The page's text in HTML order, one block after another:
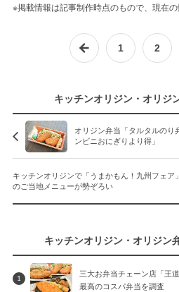
※掲載情報は記事制作時点のもので、現在の
1 2
キッチンオリジン・オリジ
オリジン弁当「タルタルのり
ンビニおにぎりより得」
キッチンオリジンで「うまかもん！九州フェア
のご当地メニューが勢ぞろい
キッチンオリジン・オリジン
1
三大お弁当チェーン店「王
最高のコスパ弁当を調査